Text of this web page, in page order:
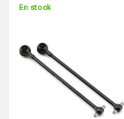
En stock